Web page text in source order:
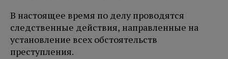
В настоящее время по делу проводятся
следственные действия, направленные на
установление всех обстоятельств
преступления.